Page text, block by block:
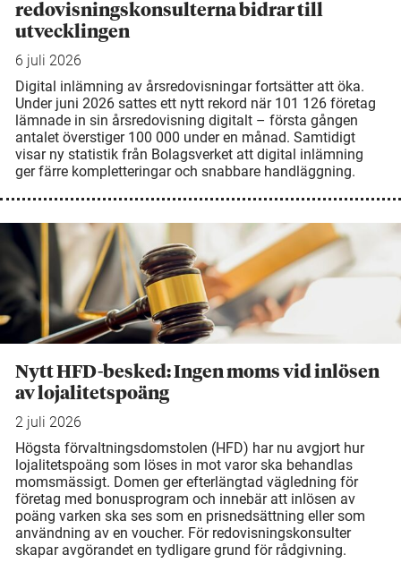
redovisningskonsulterna bidrar till
utvecklingen
6 juli 2026
Digital inlämning av årsredovisningar fortsätter att öka.
Under juni 2026 sattes ett nytt rekord när 101 126 företag
lämnade in sin årsredovisning digitalt – första gången
antalet överstiger 100 000 under en månad. Samtidigt
visar ny statistik från Bolagsverket att digital inlämning
ger färre kompletteringar och snabbare handläggning.
Nytt HFD-besked: Ingen moms vid inlösen
av lojalitetspoäng
2 juli 2026
Högsta förvaltningsdomstolen (HFD) har nu avgjort hur
lojalitetspoäng som löses in mot varor ska behandlas
momsmässigt. Domen ger efterlängtad vägledning för
företag med bonusprogram och innebär att inlösen av
poäng varken ska ses som en prisnedsättning eller som
användning av en voucher. För redovisningskonsulter
skapar avgörandet en tydligare grund för rådgivning.